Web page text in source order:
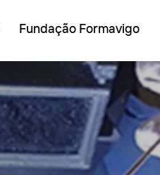
Fundação Formavigo